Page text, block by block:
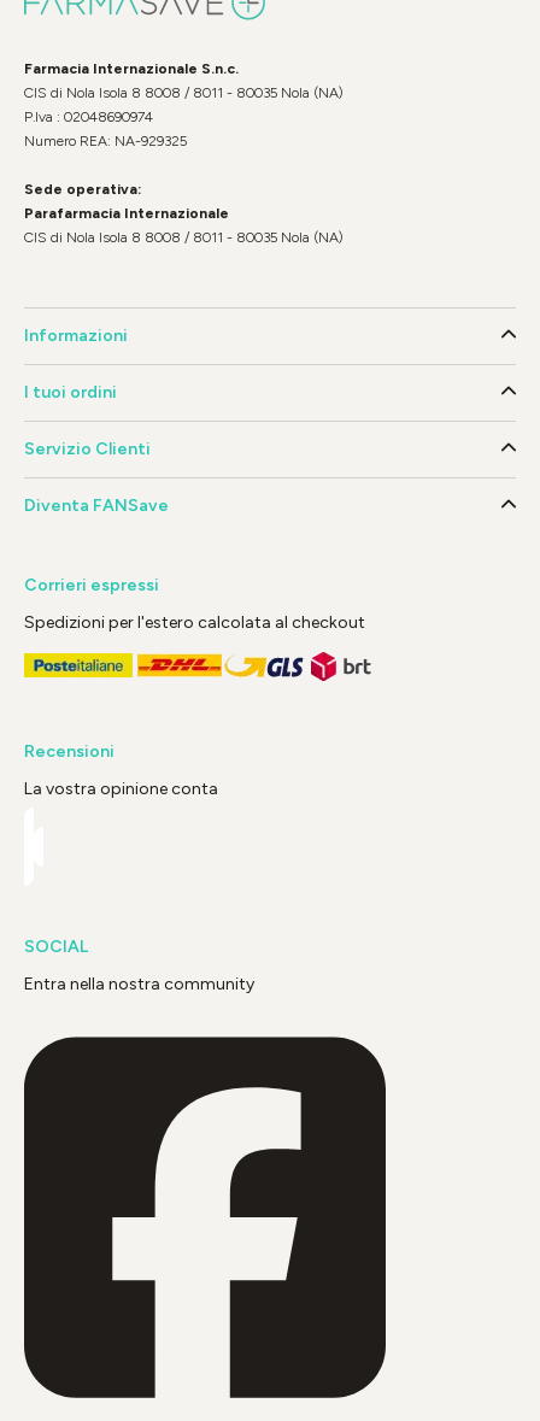
Farmacia Internazionale S.n.c.
CIS di Nola Isola 8 8008 / 8011 - 80035 Nola (NA)
P.Iva : 02048690974
Numero REA: NA-929325
Sede operativa:
Parafarmacia Internazionale
CIS di Nola Isola 8 8008 / 8011 - 80035 Nola (NA)
Informazioni
I tuoi ordini
Servizio Clienti
Diventa FANSave
Corrieri espressi
Spedizioni per l'estero calcolata al checkout
Recensioni
La vostra opinione conta
SOCIAL
Entra nella nostra community